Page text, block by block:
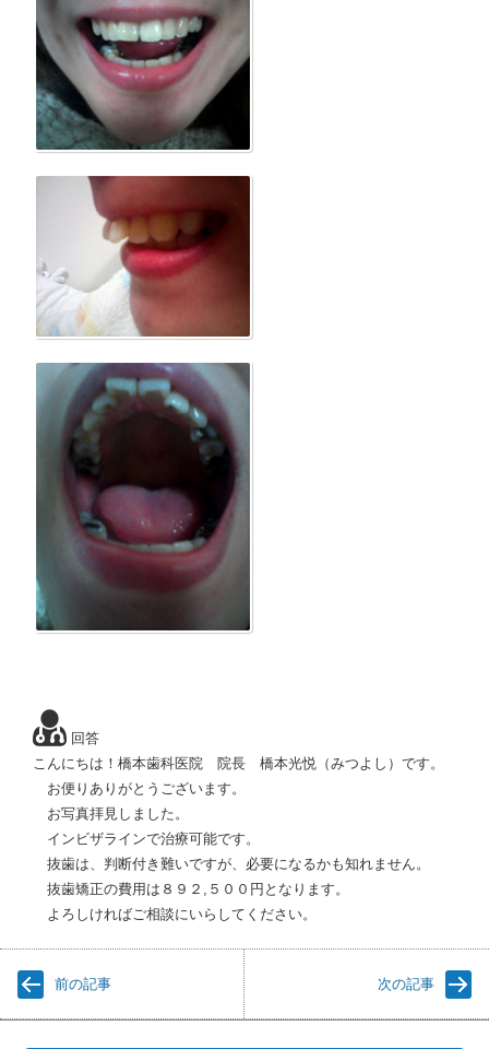
回答
こんにちは！橋本歯科医院 院長 橋本光悦（みつよし）です。
お便りありがとうございます。
お写真拝見しました。
インビザラインで治療可能です。
抜歯は、判断付き難いですが、必要になるかも知れません。
抜歯矯正の費用は８９２,５００円となります。
よろしければご相談にいらしてください。
前の記事 次の記事